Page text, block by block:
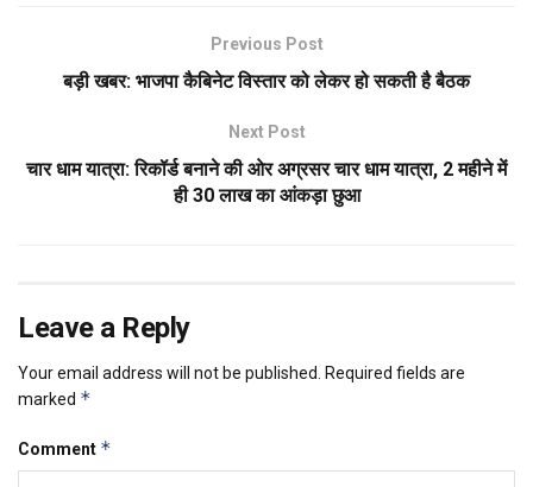
Previous Post
बड़ी खबर: भाजपा कैबिनेट विस्तार को लेकर हो सकती है बैठक
Next Post
चार धाम यात्रा: रिकॉर्ड बनाने की ओर अग्रसर चार धाम यात्रा, 2 महीने में
ही 30 लाख का आंकड़ा छुआ
Leave a Reply
Your email address will not be published.
Required fields are
marked *
Comment *